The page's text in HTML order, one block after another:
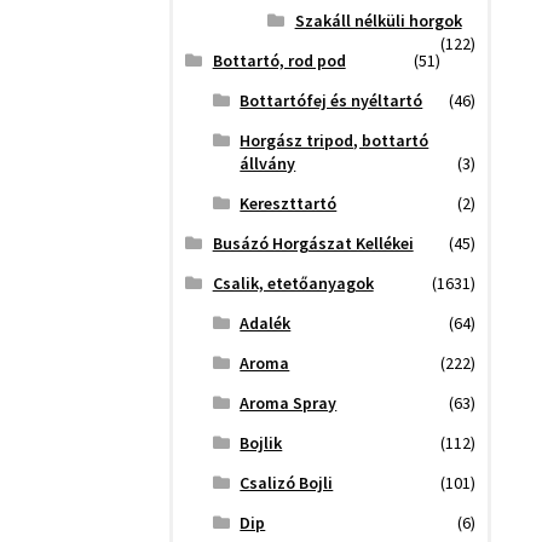
Szakáll nélküli horgok
(122)
Bottartó, rod pod
(51)
Bottartófej és nyéltartó
(46)
Horgász tripod, bottartó
állvány
(3)
Kereszttartó
(2)
Busázó Horgászat Kellékei
(45)
Csalik, etetőanyagok
(1631)
Adalék
(64)
Aroma
(222)
Aroma Spray
(63)
Bojlik
(112)
Csalizó Bojli
(101)
Dip
(6)